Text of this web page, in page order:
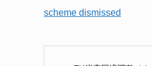
scheme dismissed